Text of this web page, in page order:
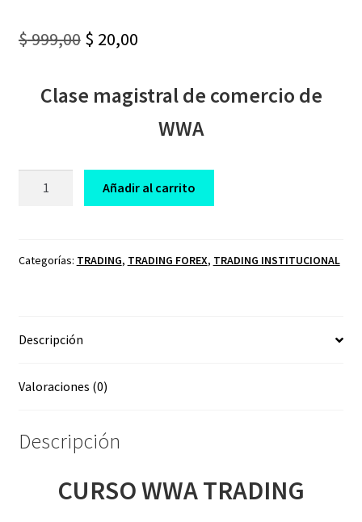
$999,00 Original
was:
$ 20,00Current
is:
$ 20,00.
Clase magistral de comercio de
WWA
cantidad
Añadir al carrito
Categorías: TRADING, TRADING FOREX, TRADING INSTITUCIONAL
Descripción
Valoraciones (0)
Descripción
CURSO WWA TRADING